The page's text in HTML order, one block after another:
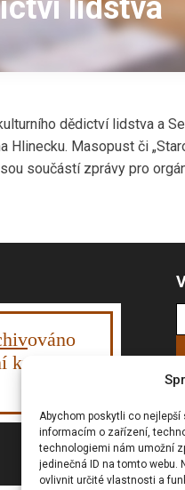
Abychom poskytli co nejlepší
informacím o zařízení,
technologiemi nám umožní
jedinečná ID na tomto webu.
ovlivnit určité vlastnosti a
lidstva
dědictví lidstva a
Masopust či
součástí zprávy pro
ováno
knihovnou